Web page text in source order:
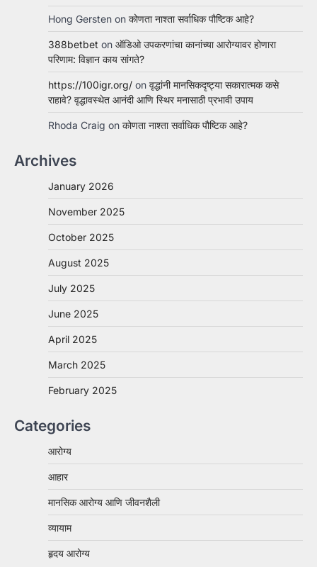
Hong Gersten on कोणता नाश्ता सर्वाधिक पौष्टिक आहे?
388betbet on ऑडिओ उपकरणांचा कानांच्या आरोग्यावर होणारा
परिणाम: विज्ञान काय सांगते?
https://100igr.org/ on वृद्धांनी मानसिकदृष्ट्या सकारात्मक कसे
राहावे? वृद्धावस्थेत आनंदी आणि स्थिर मनासाठी प्रभावी उपाय
Rhoda Craig on कोणता नाश्ता सर्वाधिक पौष्टिक आहे?
Archives
January 2026
November 2025
October 2025
August 2025
July 2025
June 2025
April 2025
March 2025
February 2025
Categories
आरोग्य
आहार
मानसिक आरोग्य आणि जीवनशैली
व्यायाम
हृदय आरोग्य